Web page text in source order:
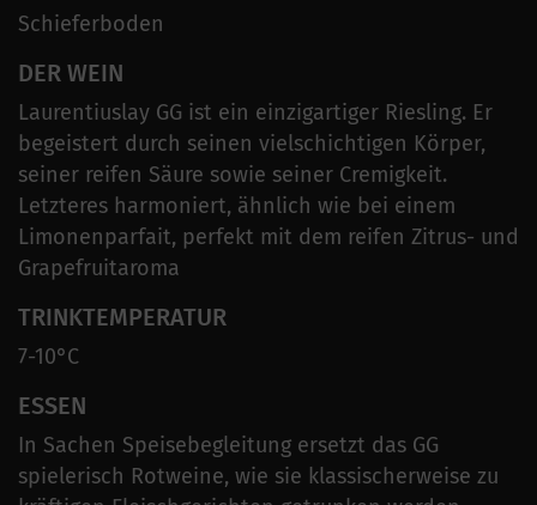
Schieferboden
DER WEIN
Laurentiuslay GG ist ein einzigartiger Riesling. Er
begeistert durch seinen vielschichtigen Körper,
seiner reifen Säure sowie seiner Cremigkeit.
Letzteres harmoniert, ähnlich wie bei einem
Limonenparfait, perfekt mit dem reifen Zitrus- und
Grapefruitaroma
TRINKTEMPERATUR
7-10°C
ESSEN
In Sachen Speisebegleitung ersetzt das GG
spielerisch Rotweine, wie sie klassischerweise zu